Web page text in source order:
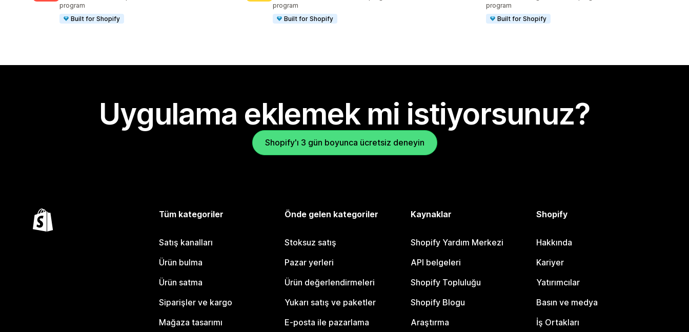
program
Built for Shopify
program
Built for Shopify
program
Built for Shopify
Uygulama eklemek mi istiyorsunuz?
Shopify'ı 3 gün boyunca ücretsiz deneyin
Tüm kategoriler
Satış kanalları
Ürün bulma
Ürün satma
Siparişler ve kargo
Mağaza tasarımı
Önde gelen kategoriler
Stoksuz satış
Pazar yerleri
Ürün değerlendirmeleri
Yukarı satış ve paketler
E-posta ile pazarlama
Kaynaklar
Shopify Yardım Merkezi
API belgeleri
Shopify Topluluğu
Shopify Blogu
Araştırma
Shopify
Hakkında
Kariyer
Yatırımcılar
Basın ve medya
İş Ortakları